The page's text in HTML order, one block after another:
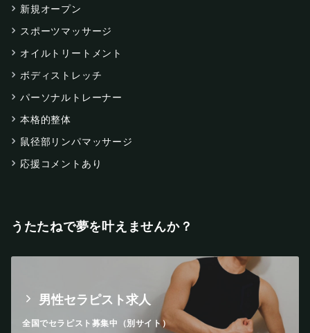
新規オープン
スポーツマッサージ
オイルトリートメント
ボディストレッチ
パーソナルトレーナー
本格的整体
鼠径部リンパマッサージ
応援コメントあり
うたたねで夢を叶えませんか？
男性セラピスト求人
全国でセラピスト募集中（別サイト）